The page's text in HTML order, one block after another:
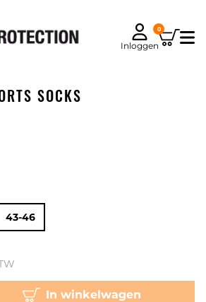
Inloggen
0
SOCKS
43-46
In winkelwagen